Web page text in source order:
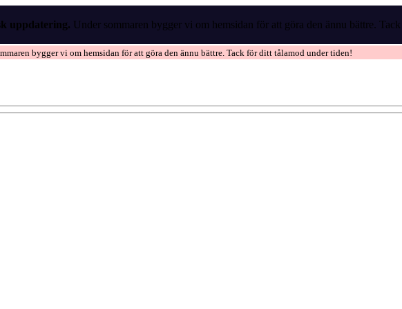
uppdatering. Under sommaren bygger vi om hemsidan för att göra den ännu bättre.
bygger vi om hemsidan för att göra den ännu bättre. Tack för ditt tålamod under tiden!